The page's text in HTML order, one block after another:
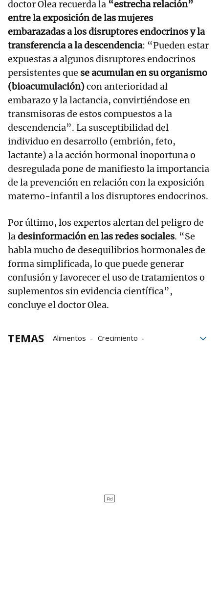
doctor Olea recuerda la “estrecha relación”
entre la exposición de las mujeres
embarazadas a los disruptores endocrinos y la
transferencia a la descendencia: “Pueden estar
expuestas a algunos disruptores endocrinos
persistentes que se acumulan en su organismo
(bioacumulación)con anterioridad al
embarazo y la lactancia, convirtiéndose en
transmisoras de estos compuestos a la
descendencia”. La susceptibilidad del
individuo en desarrollo (embrión, feto,
lactante) a la acción hormonal inoportuna o
desregulada pone de manifiesto la importancia
de la prevención en relación con la exposición
materno-infantil a los disruptores endocrinos.
Por último, los expertos alertan del peligro de
ladesinformación en las redes sociales. “Se
habla mucho de desequilibrios hormonales de
forma simplificada, lo que puede generar
confusión y favorecer el uso de tratamientos o
suplementos sin evidencia científica”,
concluye el doctor Olea.
TEMAS Alimentos
Crecimiento